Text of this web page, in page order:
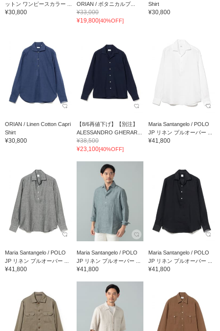
ットン ワンピースカラー ...
¥30,800
ORIAN / ボタニカルプ...
¥33,000
¥19,800[40%OFF]
Shirt
¥30,800
ORIAN / Linen Cotton Capri
Shirt
¥30,800
【8/6再値下げ】【別注】
ALESSANDRO GHERAR...
¥38,500
¥23,100[40%OFF]
Maria Santangelo / POLO
JP リネン プルオーバー ...
¥41,800
Maria Santangelo / POLO
JP リネン プルオーバー ...
¥41,800
Maria Santangelo / POLO
JP リネン プルオーバー ...
¥41,800
Maria Santangelo / POLO
JP リネン プルオーバー ...
¥41,800